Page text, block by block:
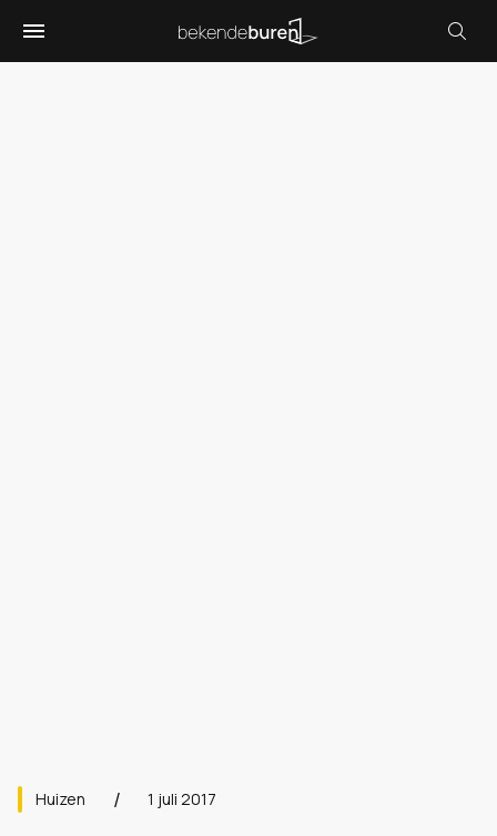
Huizen 1 juli 2017